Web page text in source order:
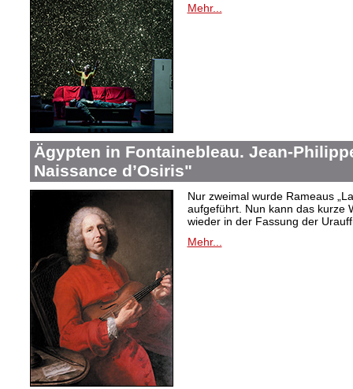
Mehr...
Ägypten in Fontainebleau. Jean-
Naissance d’Osiris"
Nur zweimal wurde Rameaus
aufgeführt. Nun kann das kurze
wieder in der Fassung der
Mehr...